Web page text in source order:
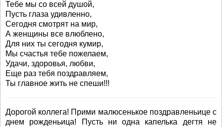
Тебе мы со всей душой,
Пусть глаза удивленно,
Сегодня смотрят на мир,
А женщины все влюблено,
Для них ты сегодня кумир,
Мы счастья тебе пожелаем,
Удачи, здоровья, любви,
Еще раз тебя поздравляем,
Ты главное жить не спеши!!!
Дорогой коллега! Прими малюсенькое поздравленьице с
днем рожденьица! Пусть ни одна капелька дегтя не